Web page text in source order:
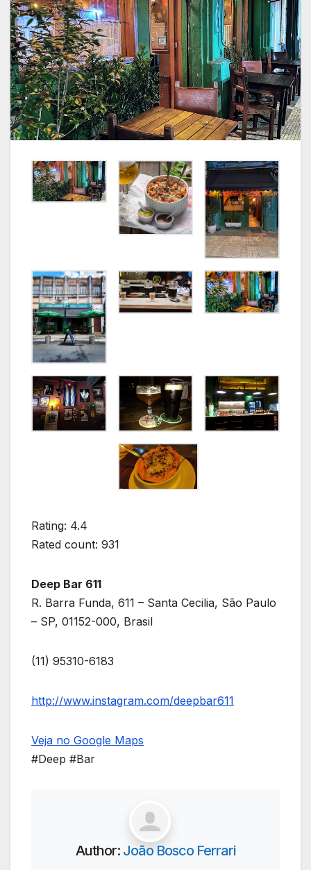
Rating: 4.4
Rated count: 931
Deep Bar 611
R. Barra Funda, 611 – Santa Cecilia, São Paulo
– SP, 01152-000, Brasil
(11) 95310-6183
http://www.instagram.com/deepbar611
Veja no Google Maps
#Deep #Bar
Author: João Bosco Ferrari